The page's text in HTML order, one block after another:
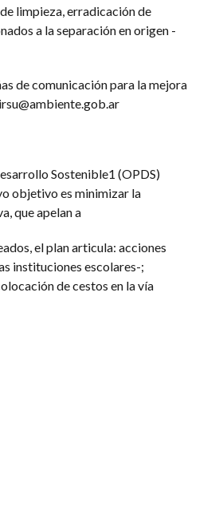
limpieza, erradicación de
a la separación en origen -
de comunicación para la mejora
Sostenible1 (OPDS)
objetivo es minimizar la
que apelan a
el plan articula: acciones
instituciones escolares-;
de cestos en la vía